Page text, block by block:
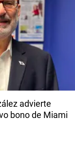
advierte
bono de Miami